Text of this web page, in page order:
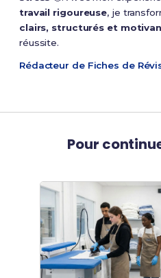
travail rigoureuse, je
clairs, structurés et
réussite.
Rédacteur de Fiches de
Pour